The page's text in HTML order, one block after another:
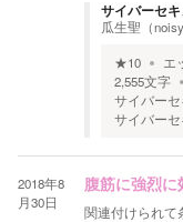
サイバーセ
瓜生聖（noisy
★10 エ
2,555文字
サイバー
サイバー
2018年8
月30日
腹筋に強烈に
関連付けられて